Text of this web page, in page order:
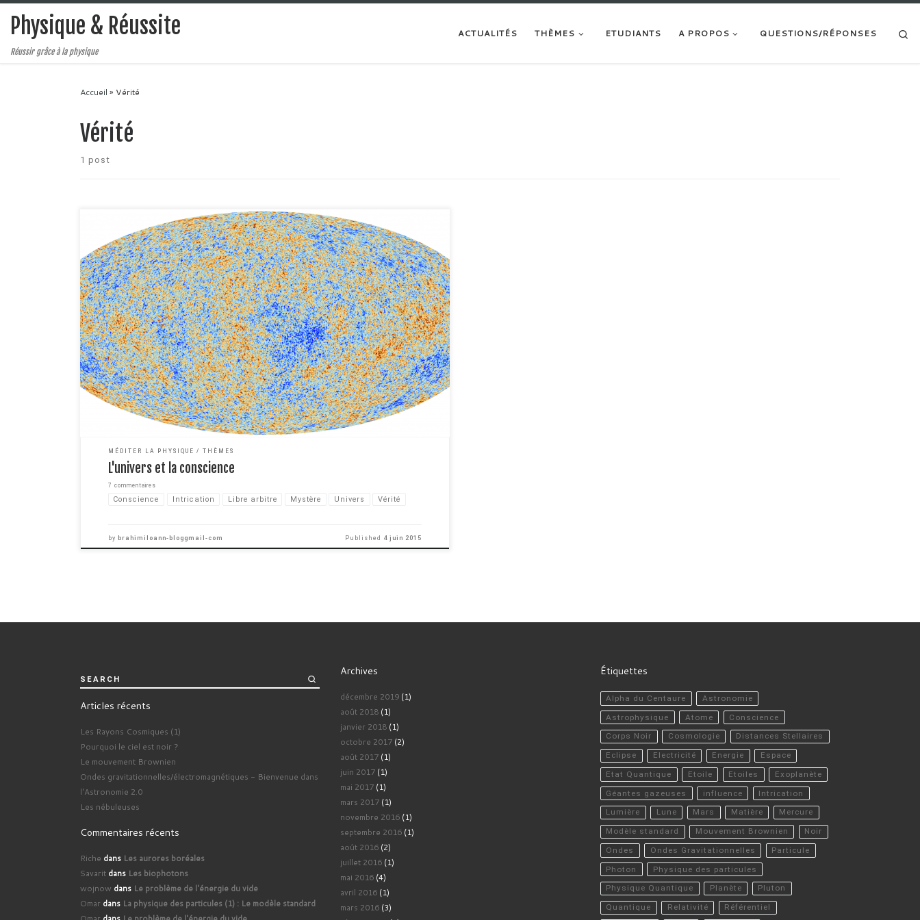
Physique & Réussite
Réussir grâce à la physique
ACTUALITÉS THÈMES ETUDIANTS A PROPOS QUESTIONS/RÉPONSES
Accueil » Vérité
Vérité
1 post
Pensez vous posséder le libre arbitre ? C'est une grande question que se posent les
philosophes depuis des milliers d'années. Mais il y a une question encore plus profonde
que vous pourriez vous posez et peut être que vous le faites déjà. Formez vous une entité
unique ? Est ce […]
MÉDITER LA PHYSIQUE THÈMES
L'univers et la conscience
7 commentaires
Conscience Intrication Libre arbitre Mystère Univers Vérité
by brahimiloann-bloggmail-com Published 4 juin 2015
SEARCH
Articles récents
Les Rayons Cosmiques (1)
Pourquoi le ciel est noir ?
Le mouvement Brownien
Ondes gravitationnelles/électromagnétiques - Bienvenue dans
l'Astronomie 2.0
Les nébuleuses
Commentaires récents
Riche dans Les aurores boréales
Savarit dans Les biophotons
wojnow dans Le problème de l'énergie du vide
Omar dans La physique des particules (1) : Le modèle standard
Archives
décembre 2019 (1)
août 2018 (1)
janvier 2018 (1)
octobre 2017 (2)
août 2017 (1)
juin 2017 (1)
mai 2017 (1)
mars 2017 (1)
novembre 2016 (1)
septembre 2016 (1)
août 2016 (2)
juillet 2016 (1)
mai 2016 (4)
avril 2016 (1)
mars 2016 (3)
Étiquettes
Alpha du Centaure
Astronomie
Astrophysique
Atome
Conscience
Corps Noir
Cosmologie
Distances Stellaires
Eclipse
Electricité Energie
Espace
Etat Quantique
Etoile Etoiles
Exoplanète
Géantes gazeuses
influence
Intrication
Lumière
Lune Mars Matière
Mercure
Modèle standard
Mouvement Brownien
Noir
Ondes
Ondes Gravitationnelles
Particule
Photon
Physique des particules
Physique Quantique
Planète
Pluton
Quantique
Relativité Référentiel